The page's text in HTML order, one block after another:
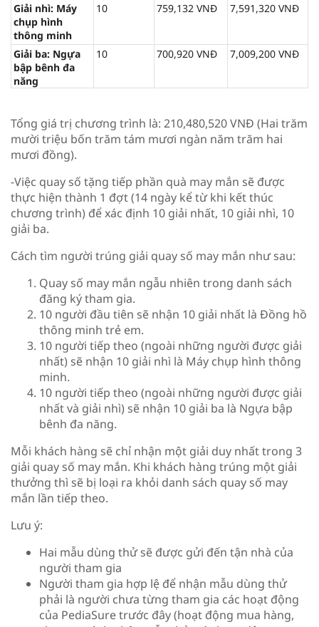
Giải nhì: Máy
chụp hình
thông minh
10 759,132 VNĐ 7,591,320 VNĐ
Giải ba: Ngựa
bập bênh đa
năng
10 700,920 VNĐ 7,009,200 VNĐ
Tổng giá trị chương trình là: 210,480,520 VNĐ (Hai trăm
mười triệu bốn trăm tám mươi ngàn năm trăm hai
mươi đồng).
-Việc quay số tặng tiếp phần quà may mắn sẽ được
thực hiện thành 1 đợt (14 ngày kể từ khi kết thúc
chương trình) để xác định 10 giải nhất, 10 giải nhì, 10
giải ba.
Cách tìm người trúng giải quay số may mắn như sau:
Quay số may mắn ngẫu nhiên trong danh sách
đăng ký tham gia.
10 người đầu tiên sẽ nhận 10 giải nhất là Đồng hồ
thông minh trẻ em.
10 người tiếp theo (ngoài những người được giải
nhất) sẽ nhận 10 giải nhì là Máy chụp hình thông
minh.
10 người tiếp theo (ngoài những người được giải
nhất và giải nhì) sẽ nhận 10 giải ba là Ngựa bập
bênh đa năng.
Mỗi khách hàng sẽ chỉ nhận một giải duy nhất trong 3
giải quay số may mắn. Khi khách hàng trúng một giải
thưởng thì sẽ bị loại ra khỏi danh sách quay số may
mắn lần tiếp theo.
Lưu ý:
Hai mẫu dùng thử sẽ được gửi đến tận nhà của
người tham gia
Người tham gia hợp lệ để nhận mẫu dùng thử
phải là người chưa từng tham gia các hoạt động
của PediaSure trước đây (hoạt động mua hàng,